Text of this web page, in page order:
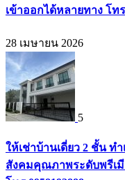
เข้าออกได้หลายทาง โทร
28 เมษายน 2026
5
ให้เช่าบ้านเดี่ยว 2 ชั้น ท
สังคมคุณภาพระดับพรีเมี